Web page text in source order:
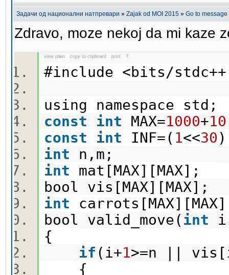
Задачи од национални натпревари » Zajak od MOI 2015 » Go to message
Zdravo, moze nekoj da mi kaze
view plain copy to clipboard print ?
#include <bits/
using namespace
const
int MAX=1000+10
const
int INF=( 1<<30
int n,m;
int mat[MAX][MAX];
bool vis[MAX][MAX];
int
bool valid_move( int
{
if (i+1>=n ||
{